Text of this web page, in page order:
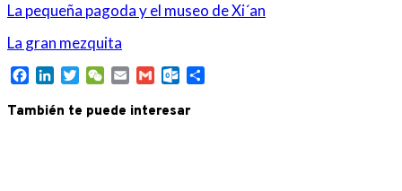
La pequeña pagoda y el museo de Xi´an
La gran mezquita
FacebookLinkedInTwitterWeChat
Email Gmail Outlook.com
También te puede interesar